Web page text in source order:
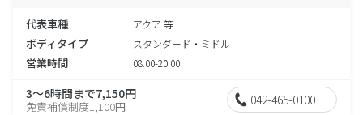
代表車種 アクア 等
ボディタイプ スタンダード・ミドル
営業時間 08:00-20:00
3～6時間まで7,150円
免責補償制度1,100円 042-465-0100